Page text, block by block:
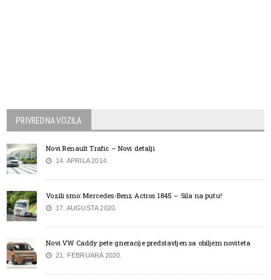
PRIVREDNA VOZILA
Novi Renault Trafic – Novi detalji
14. APRILA 2014.
Vozili smo: Mercedes-Benz Actros 1845 – Sila na putu!
17. AUGUSTA 2020.
Novi VW Caddy pete gneracije predstavljen sa obiljem noviteta
21. FEBRUARA 2020.